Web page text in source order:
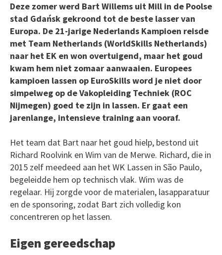
Deze zomer werd Bart Willems uit Mill in de Poolse
stad Gdańsk gekroond tot de beste lasser van
Europa. De 21-jarige Nederlands Kampioen reisde
met Team Netherlands (WorldSkills Netherlands)
naar het EK en won overtuigend, maar het goud
kwam hem niet zomaar aanwaaien. Europees
kampioen lassen op EuroSkills word je niet door
simpelweg op de Vakopleiding Techniek (ROC
Nijmegen) goed te zijn in lassen. Er gaat een
jarenlange, intensieve training aan vooraf.
Het team dat Bart naar het goud hielp, bestond uit
Richard Roolvink en Wim van de Merwe. Richard, die in
2015 zelf meedeed aan het WK Lassen in São Paulo,
begeleidde hem op technisch vlak. Wim was de
regelaar. Hij zorgde voor de materialen, lasapparatuur
en de sponsoring, zodat Bart zich volledig kon
concentreren op het lassen.
Eigen gereedschap